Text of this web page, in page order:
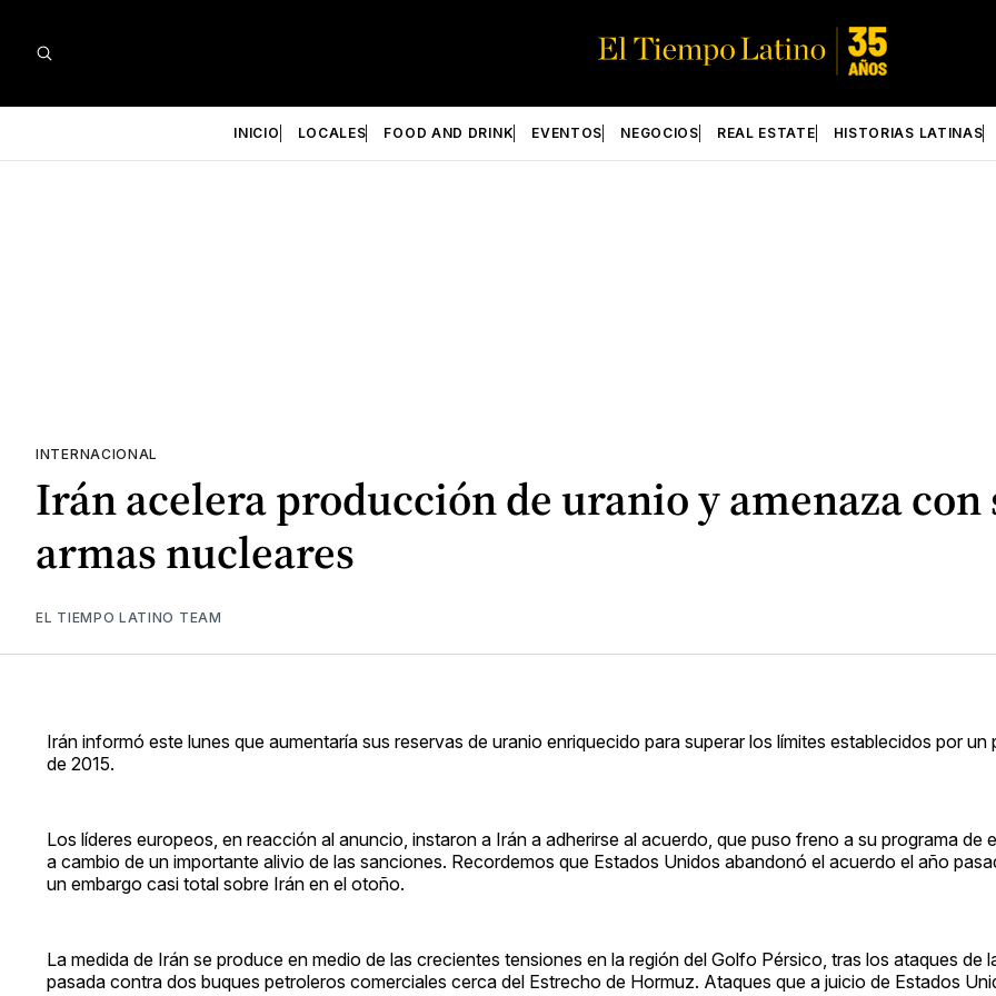
INICIO LOCALES FOOD AND DRINK EVENTOS NEGOCIOS REAL ESTATE HISTORIAS LATINAS
INTERNACIONAL
Irán acelera producción de uranio y amenaza
armas nucleares
EL TIEMPO LATINO TEAM
Irán informó este lunes que aumentaría sus reservas de uranio enriquecido para superar los límites establecidos por un
de 2015.
Los líderes europeos, en reacción al anuncio, instaron a Irán a adherirse al acuerdo, que puso freno a su programa de
a cambio de un importante alivio de las sanciones. Recordemos que Estados Unidos abandonó el acuerdo el año
un embargo casi total sobre Irán en el otoño.
La medida de Irán se produce en medio de las crecientes tensiones en la región del Golfo Pérsico, tras los ataques de
pasada contra dos buques petroleros comerciales cerca del Estrecho de Hormuz. Ataques que a juicio de Estados